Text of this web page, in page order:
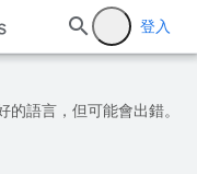
登入
的語言，但可能會出錯。